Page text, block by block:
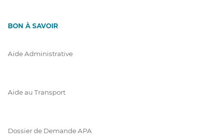
BON À SAVOIR
Aide Administrative
Aide au Transport
Dossier de Demande APA